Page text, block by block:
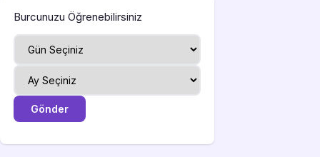
Burcunuzu Öğrenebilirsiniz